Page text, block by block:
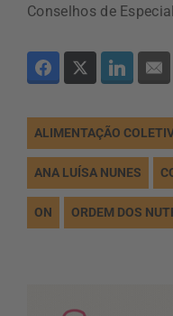
Conselhos de
ALIMENTAÇÃO
ANA LUÍSA NUNES
ON ORDEM DOS